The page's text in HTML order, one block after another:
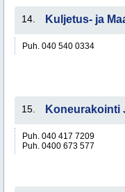
14. Kuljetus- ja
Puh. 040 540 0334
15. Koneurakointi
Puh. 040 417 7209
Puh. 0400 673 577